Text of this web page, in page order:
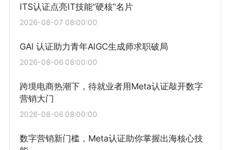
ITS认证点亮IT技能“硬核”名片
2026-08-07 08:00:00
GAI 认证助力青年AIGC生成师求职破局
2026-08-06 08:00:00
跨境电商热潮下，待就业者用Meta认证敲开数字
营销大门
2026-08-06 08:00:00
数字营销新门槛，Meta认证助你掌握出海核心技